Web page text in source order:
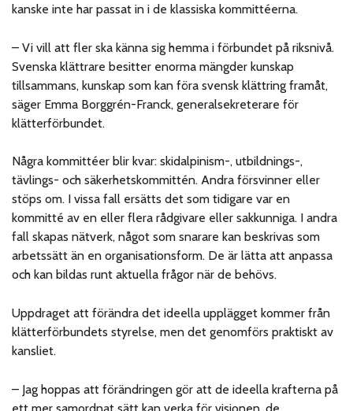
kanske inte har passat in i de klassiska kommittéerna.
– Vi vill att fler ska känna sig hemma i förbundet på riksnivå.
Svenska klättrare besitter enorma mängder kunskap
tillsammans, kunskap som kan föra svensk klättring framåt,
säger Emma Borggrén-Franck, generalsekreterare för
klätterförbundet.
Några kommittéer blir kvar: skidalpinism-, utbildnings-,
tävlings- och säkerhetskommittén. Andra försvinner eller
stöps om. I vissa fall ersätts det som tidigare var en
kommitté av en eller flera rådgivare eller sakkunniga. I andra
fall skapas nätverk, något som snarare kan beskrivas som
arbetssätt än en organisationsform. De är lätta att anpassa
och kan bildas runt aktuella frågor när de behövs.
Uppdraget att förändra det ideella upplägget kommer från
klätterförbundets styrelse, men det genomförs praktiskt av
kansliet.
– Jag hoppas att förändringen gör att de ideella krafterna på